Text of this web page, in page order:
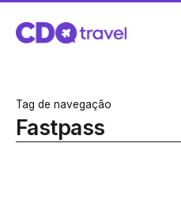
Tag de navegação
Fastpass